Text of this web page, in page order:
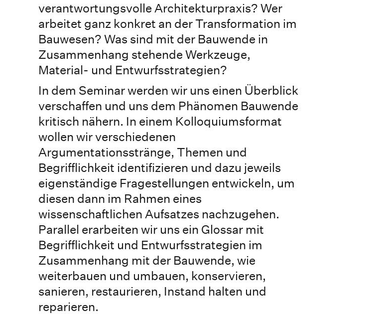
verantwortungsvolle Architekturpraxis? Wer
arbeitet ganz konkret an der Transformation im
Bauwesen? Was sind mit der Bauwende in
Zusammenhang stehende Werkzeuge,
Material- und Entwurfsstrategien?
In dem Seminar werden wir uns einen Überblick
verschaffen und uns dem Phänomen Bauwende
kritisch nähern. In einem Kolloquiumsformat
wollen wir verschiedenen
Argumentationsstränge, Themen und
Begrifflichkeit identifizieren und dazu jeweils
eigenständige Fragestellungen entwickeln, um
diesen dann im Rahmen eines
wissenschaftlichen Aufsatzes nachzugehen.
Parallel erarbeiten wir uns ein Glossar mit
Begrifflichkeit und Entwurfsstrategien im
Zusammenhang mit der Bauwende, wie
weiterbauen und umbauen, konservieren,
sanieren, restaurieren, Instand halten und
reparieren.